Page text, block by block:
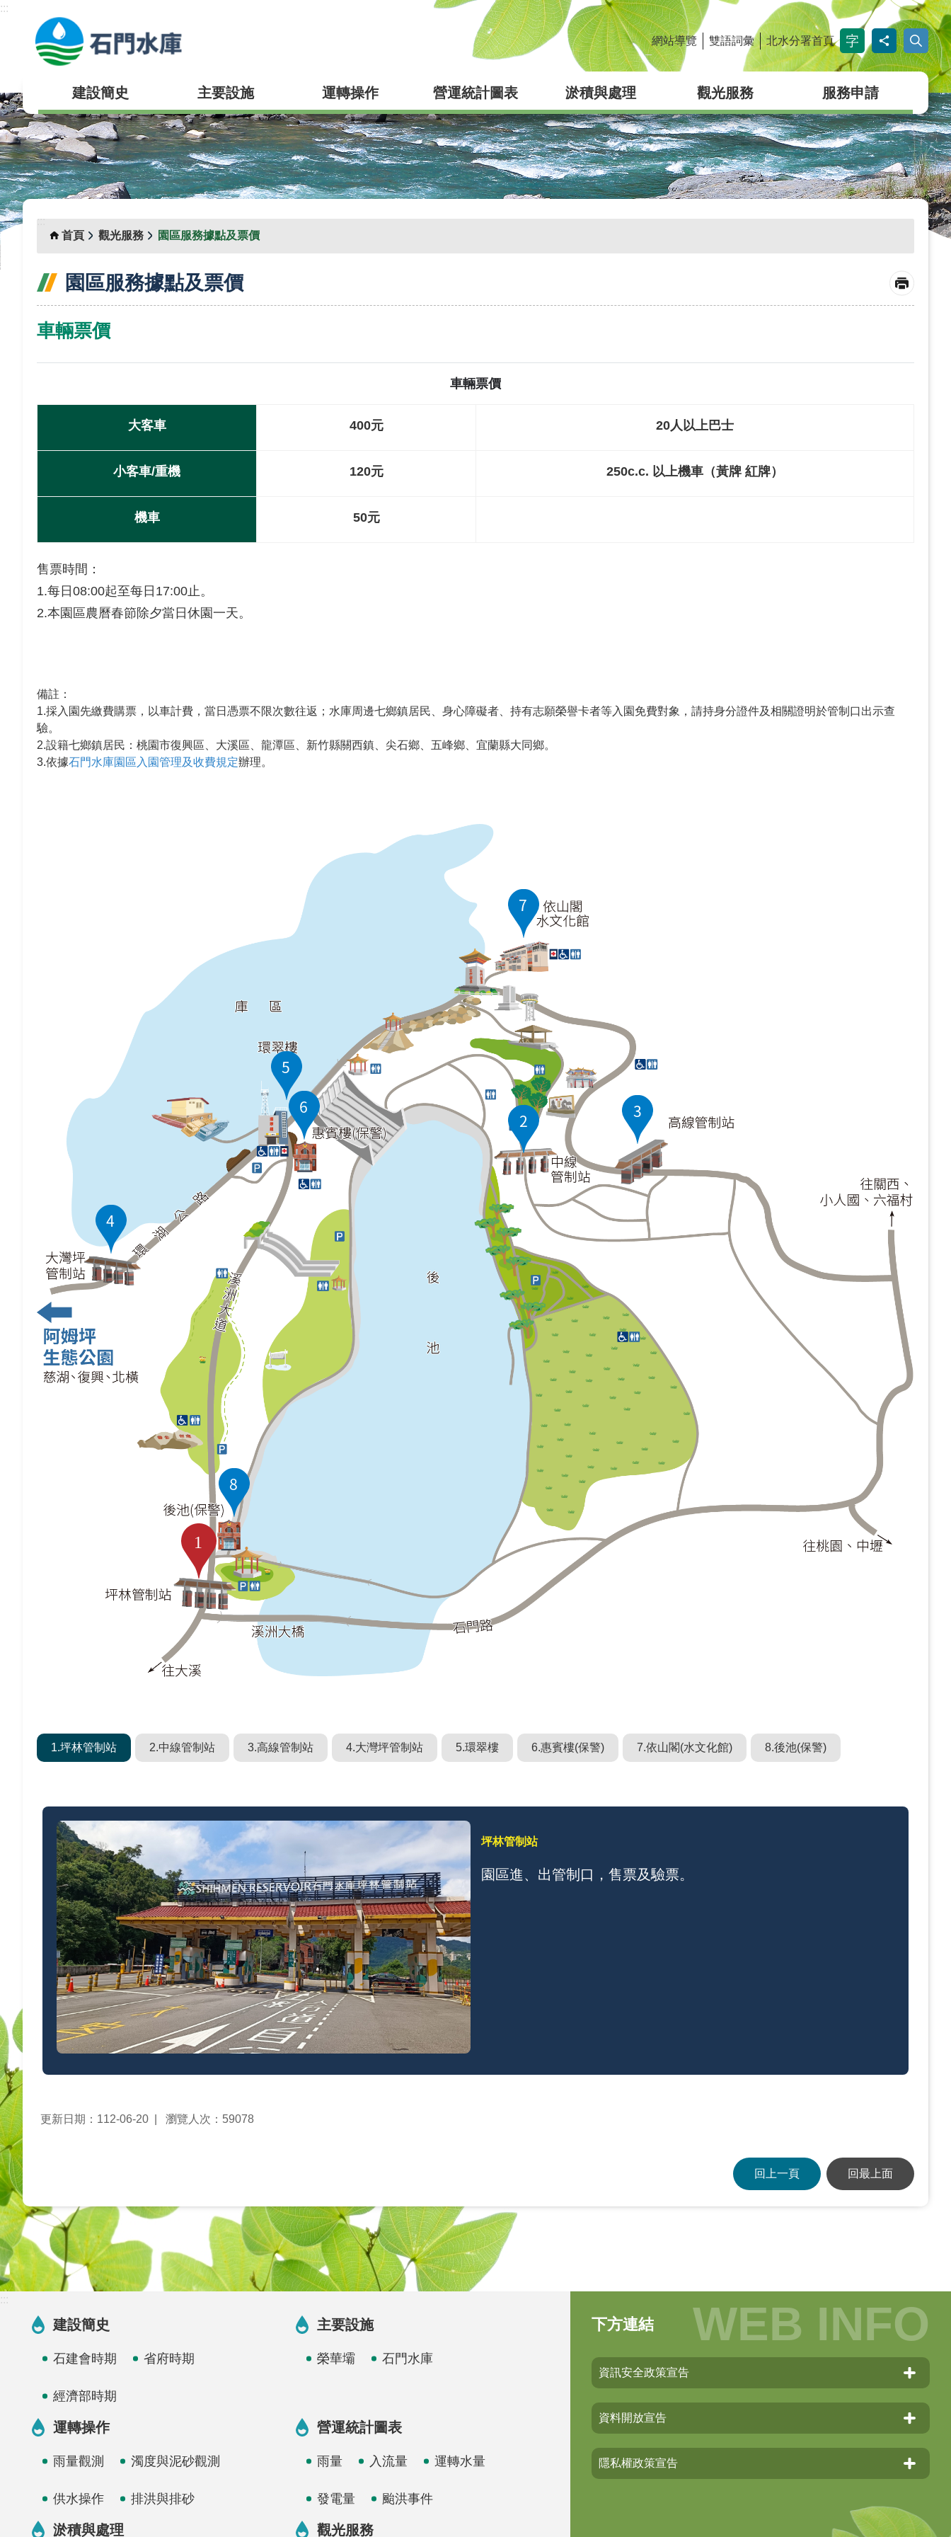
跳到主要內容區塊
:::
_
網站導覽 雙語詞彙 北水分署首頁
建設簡史 主要設施 運轉操作 營運統計圖表 淤積與處理 觀光服務 服務申請
:::
首頁
觀光服務 園區服務據點及票價
園區服務據點及票價
車輛票價
車輛票價
大客車 400元 20人以上巴士
小客車/重機 120元 250c.c. 以上機車（黃牌 紅牌）
機車 50元
售票時間：
1.每日08:00起至每日17:00止。
2.本園區農曆春節除夕當日休園一天。
備註：
1.採入園先繳費購票，以車計費，當日憑票不限次數往返；水庫周邊七鄉鎮居民、身心障礙者、持有志願榮譽卡者等入園免費對象，請持身分證件及相關證明於管制口出示查
驗。
2.設籍七鄉鎮居民：桃園市復興區、大溪區、龍潭區、新竹縣關西鎮、尖石鄉、五峰鄉、宜蘭縣大同鄉。
3.依據石門水庫園區入園管理及收費規定辦理。
1.坪林管制站 2.中線管制站 3.高線管制站 4.大灣坪管制站 5.環翠樓 6.惠賓樓(保警) 7.依山閣(水文化館) 8.後池(保警)
坪林管制站
園區進、出管制口，售票及驗票。
更新日期：112-06-20 瀏覽人次：59078
回上一頁 回最上面
:::
建設簡史
石建會時期 省府時期
經濟部時期
主要設施
榮華壩 石門水庫
運轉操作
雨量觀測 濁度與泥砂觀測
供水操作 排洪與排砂
營運統計圖表
雨量 入流量 運轉水量
發電量 颱洪事件
淤積與處理 觀光服務
下方連結
資訊安全政策宣告
資料開放宣告
隱私權政策宣告